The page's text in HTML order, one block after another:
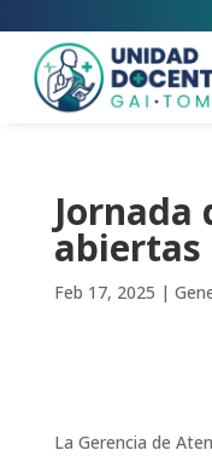
Jornada
abiertas
Feb 17, 2025 |
La Gerencia de